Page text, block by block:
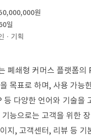
원
일
· 기획
폐쇄형 커머스 플랫폼의
목표로 하며, 사용 가능
등 다양한 언어와 기술을
능으로는 고객을 위한
지, 고객센터, 리뷰 등 기